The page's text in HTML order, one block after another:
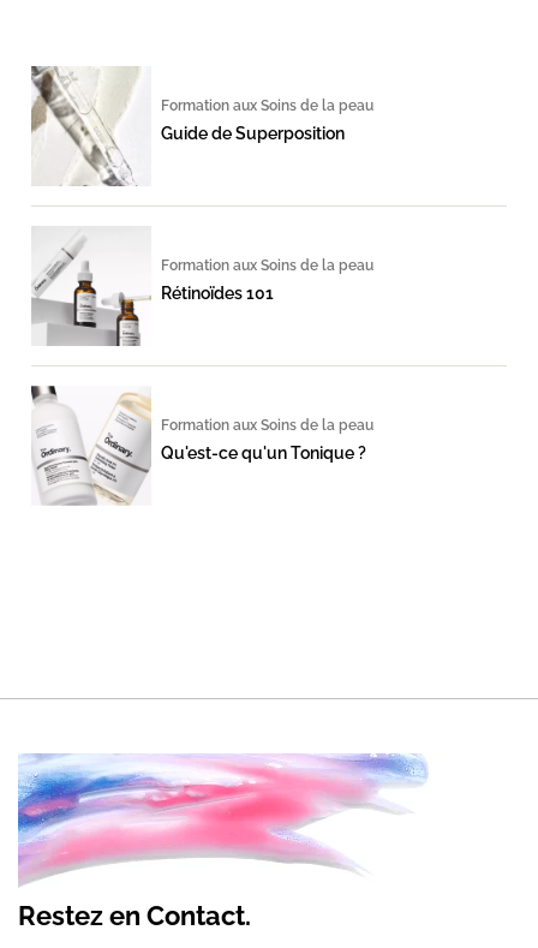
Formation aux Soins de la peau
Guide de Superposition
Formation aux Soins de la peau
Rétinoïdes 101
Formation aux Soins de la peau
Qu'est-ce qu'un Tonique ?
Restez en Contact.